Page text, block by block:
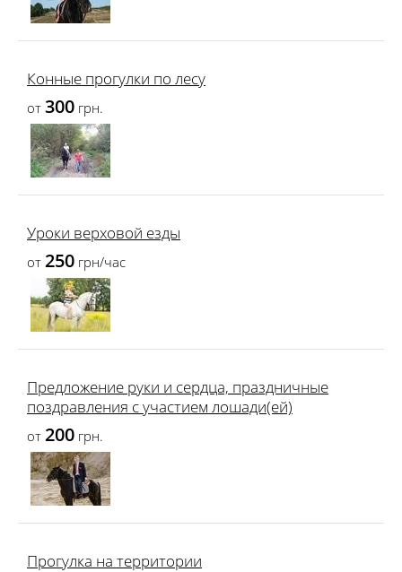
Конные прогулки по лесу
от 300 грн.
Уроки верховой езды
от 250 грн/час
Предложение руки и сердца, праздничные
поздравления с участием лошади(ей)
от 200 грн.
Прогулка на территории